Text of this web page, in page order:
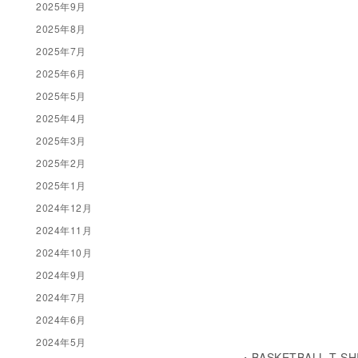
2025年9月
2025年8月
2025年7月
2025年6月
2025年5月
2025年4月
2025年3月
2025年2月
2025年1月
2024年12月
2024年11月
2024年10月
2024年9月
2024年7月
2024年6月
2024年5月